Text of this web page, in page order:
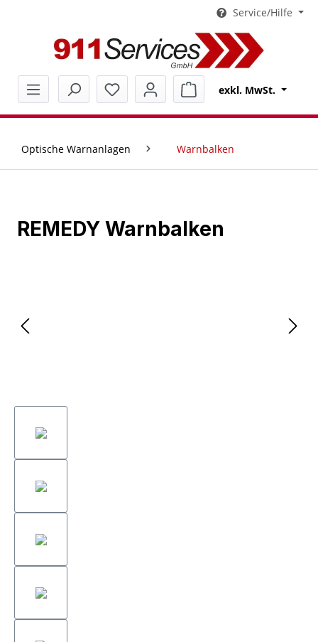
Service/Hilfe
Warenkorb enthält 0
exkl. MwSt.
Optische Warnanlagen Warnbalken
REMEDY Warnbalken